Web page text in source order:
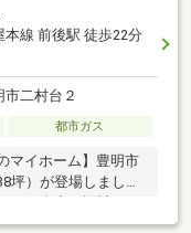
本線 前後駅 徒歩22分
二村台２
都市ガス
マイホーム】豊明市
坪）が登場しまし
築可能です。快適な